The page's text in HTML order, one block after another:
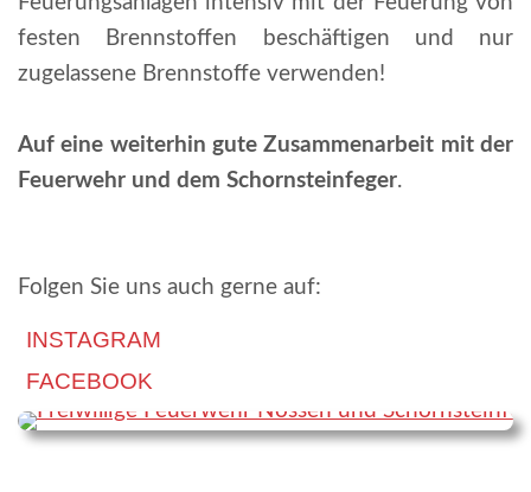
festen Brennstoffen beschäftigen und nur
zugelassene Brennstoffe verwenden!
Auf eine weiterhin gute Zusammenarbeit mit der
Feuerwehr und dem Schornsteinfeger.
Folgen Sie uns auch gerne auf:
INSTAGRAM
FACEBOOK